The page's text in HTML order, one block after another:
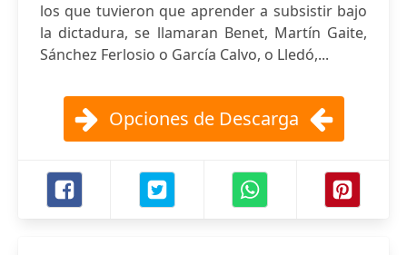
los que tuvieron que aprender a subsistir bajo
la dictadura, se llamaran Benet, Martín Gaite,
Sánchez Ferlosio o García Calvo, o Lledó,...
Opciones de Descarga